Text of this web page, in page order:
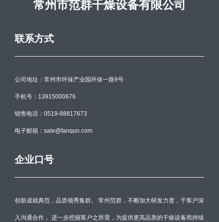
常州市范群干燥设备有限公司
联系方式
公司地址：常州市环保产业园环保一路9号
手机号：13915000676
销售电话：0519-88817673
电子邮箱：sale@fanqun.com
企业口号
创新成就典范，品质领秀集群。 常州范群，不断加大研发力度，于客户深
入沟通合作， 进一步挖掘客户之所需，为提供更高品质的干燥设备而持续